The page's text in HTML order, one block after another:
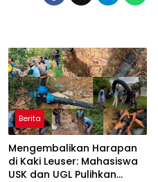
Berita
Mengembalikan Harapan
di Kaki Leuser: Mahasiswa
USK dan UGL Pulihkan